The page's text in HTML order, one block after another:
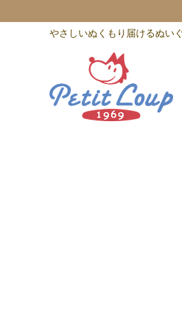
やさしいぬくもり届けるぬい